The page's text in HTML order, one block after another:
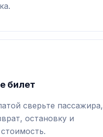
билет
сверьте пассажира,
остановку и